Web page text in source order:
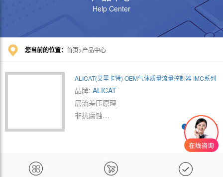
Help Center
您当前的位置： 首页 产品中心
ALICAT(艾里卡特) OEM气体质量流量控制器 IMC系列
品牌: ALICAT
层流差压原理
非抗腐蚀
查看详情